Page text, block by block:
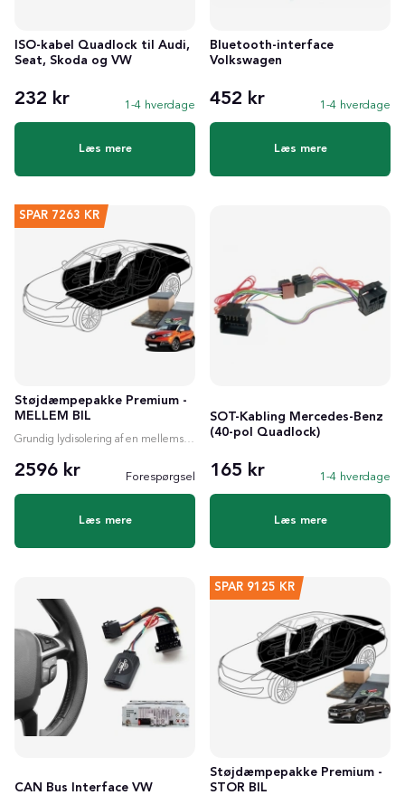
ISO-kabel Quadlock til Audi,
Seat, Skoda og VW
232 kr 1-4 hverdage
Læs mere
Bluetooth-interface
Volkswagen
452 kr 1-4 hverdage
Læs mere
SPAR 7263 KR
Støjdæmpepakke Premium -
MELLEM BIL
Grundig lydisolering af en mellemstor bil (8m²)
2596 kr Forespørgsel
Læs mere
SOT-Kabling Mercedes-Benz
(40-pol Quadlock)
165 kr 1-4 hverdage
Læs mere
CAN Bus Interface VW
SPAR 9125 KR
Støjdæmpepakke Premium -
STOR BIL